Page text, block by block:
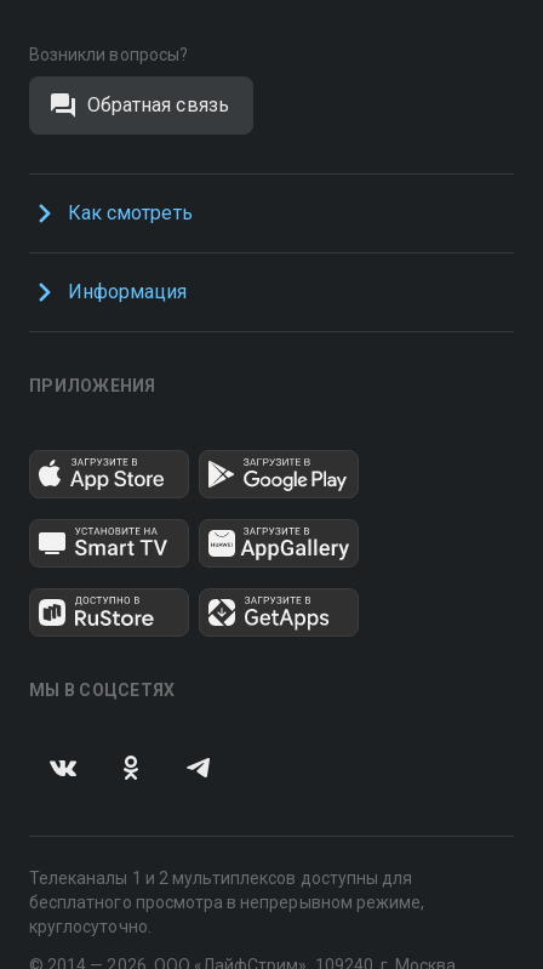
Возникли вопросы?
Обратная связь
Как смотреть
Информация
ПРИЛОЖЕНИЯ
МЫ В СОЦСЕТЯХ
Телеканалы 1 и 2 мультиплексов доступны для
бесплатного просмотра в непрерывном режиме,
круглосуточно.